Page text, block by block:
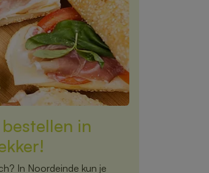
in
In Noordeinde kun je